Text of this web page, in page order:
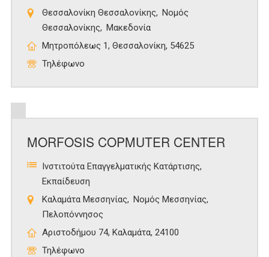
Θεσσαλονίκη Θεσσαλονίκης
Νομός
Θεσσαλονίκης
Μακεδονία
Μητροπόλεως 1, Θεσσαλονίκη, 54625
Τηλέφωνο
MORFOSIS COPMUTER CENTER
Ινστιτούτα Επαγγελματικής Κατάρτισης
Εκπαίδευση
Καλαμάτα Μεσσηνίας
Νομός Μεσσηνίας
Πελοπόννησος
Αριστοδήμου 74, Καλαμάτα, 24100
Τηλέφωνο